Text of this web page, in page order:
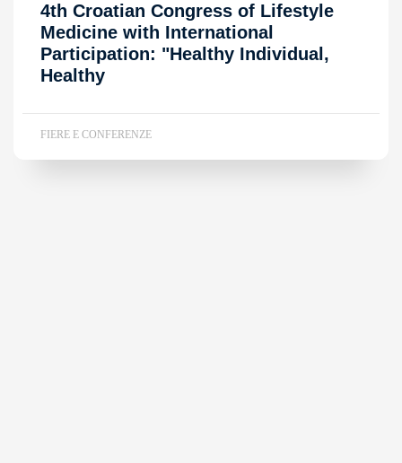
4th Croatian Congress of Lifestyle
Medicine with International
Participation: "Healthy Individual,
Healthy
FIERE E CONFERENZE